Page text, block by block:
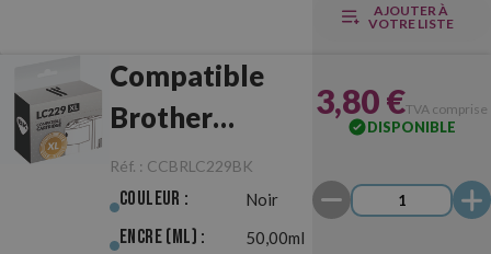
AJOUTER À
VOTRE LISTE
Compatible
Brother
LC229XL Noir
Réf. : CCBRLC229BK
Couleur : Noir
Encre (ml) : 50,00ml
3,80 €TVA comprise
DISPONIBLE